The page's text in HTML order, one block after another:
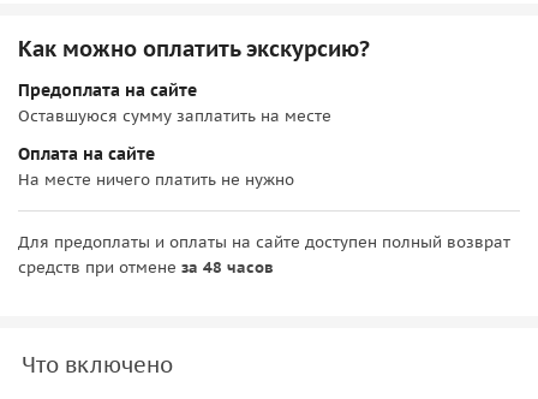
Как можно оплатить экскурсию?
Предоплата на сайте
Оставшуюся сумму заплатить на месте
Оплата на сайте
На месте ничего платить не нужно
Для предоплаты и оплаты на сайте доступен полный возврат
средств при отмене за 48 часов
Что включено